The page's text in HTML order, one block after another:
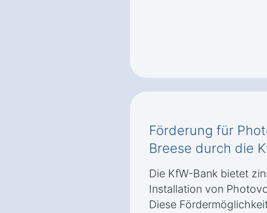
Förderung für
Breese durch die
Die KfW-Bank bietet
Installation von
Diese